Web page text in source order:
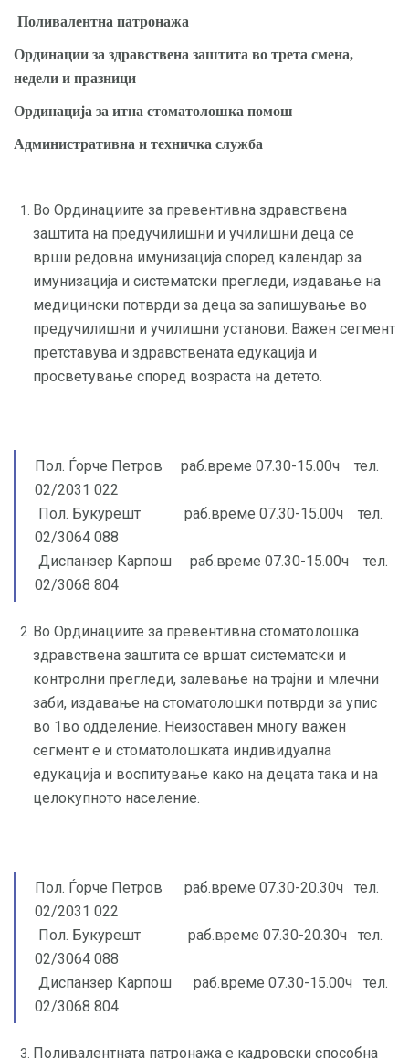
Поливалентна патронажа
Oрдинации за здравствена заштита во трета смена,
недели и празници
Ординација за итна стоматолошка помош
Административна и техничка служба
Во Ординациите за превентивна здравствена
заштита на предучилишни и училишни деца се
врши редовна имунизација според календар за
имунизација и систематски прегледи, издавање на
медицински потврди за деца за запишување во
предучилишни и училишни установи. Важен сегмент
претставува и здравствената едукација и
просветување според возраста на детето.
Пол. Ѓорче Петров раб.време 07.30-15.00ч тел.
02/2031 022
Пол. Букурешт раб.време 07.30-15.00ч тел.
02/3064 088
Диспанзер Карпош раб.време 07.30-15.00ч тел.
02/3068 804
Во Ординациите за превентивна стоматолошка
здравствена заштита се вршат систематски и
контролни прегледи, залевање на трајни и млечни
заби, издавање на стоматолошки потврди за упис
во 1во одделение. Неизоставен многу важен
сегмент е и стоматолошката индивидуална
едукација и воспитување како на децата така и на
целокупното население.
Пол. Ѓорче Петров раб.време 07.30-20.30ч тел.
02/2031 022
Пол. Букурешт раб.време 07.30-20.30ч тел.
02/3064 088
Диспанзер Карпош раб.време 07.30-15.00ч тел.
02/3068 804
Поливалентната патронажа е кадровски способна